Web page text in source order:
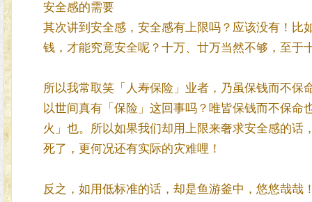
安全感的需要
其次讲到安全感，安全感有上限吗？应该没有！比
钱，才能究竟安全呢？十万、廿万当然不够，至于
所以我常取笑「人寿保险」业者，乃虽保钱而不
以世间真有「保险」这回事吗？唯皆保钱而不保
火」也。所以如果我们却用上限来奢求安全感的
死了，更何况还有实际的灾难哩！
反之，如用低标准的话，却是鱼游釜中，悠悠哉